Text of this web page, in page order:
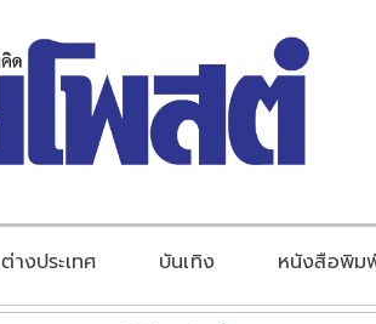
ต่างประเทศ บันเทิง หนังสือพิม